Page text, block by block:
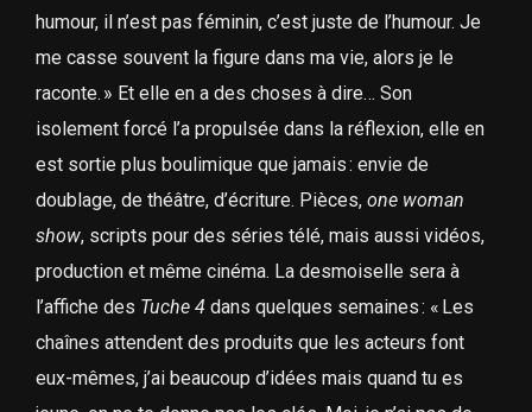
humour, il n’est pas féminin, c’est juste de l’humour. Je
me casse souvent la figure dans ma vie, alors je le
raconte. » Et elle en a des choses à dire… Son
isolement forcé l’a propulsée dans la réflexion, elle en
est sortie plus boulimique que jamais : envie de
doublage, de théâtre, d’écriture. Pièces, one woman
show, scripts pour des séries télé, mais aussi vidéos,
production et même cinéma. La desmoiselle sera à
l’affiche des Tuche 4dans quelques semaines : « Les
chaînes attendent des produits que les acteurs font
eux-mêmes, j’ai beaucoup d’idées mais quand tu es